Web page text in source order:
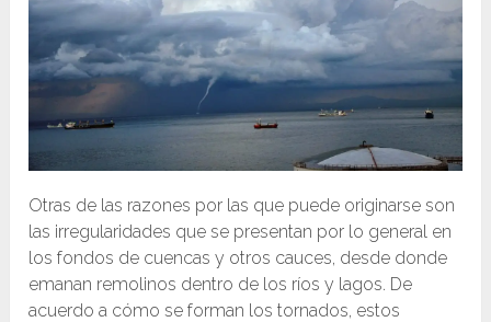
Otras de las razones por las que puede originarse son
las irregularidades que se presentan por lo general en
los fondos de cuencas y otros cauces, desde donde
emanan remolinos dentro de los ríos y lagos. De
acuerdo a cómo se forman los tornados, estos